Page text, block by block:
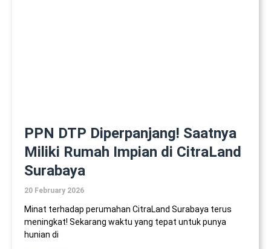
PPN DTP Diperpanjang! Saatnya
Miliki Rumah Impian di CitraLand
Surabaya
20 February 2026
Minat terhadap perumahan CitraLand Surabaya terus
meningkat! Sekarang waktu yang tepat untuk punya
hunian di